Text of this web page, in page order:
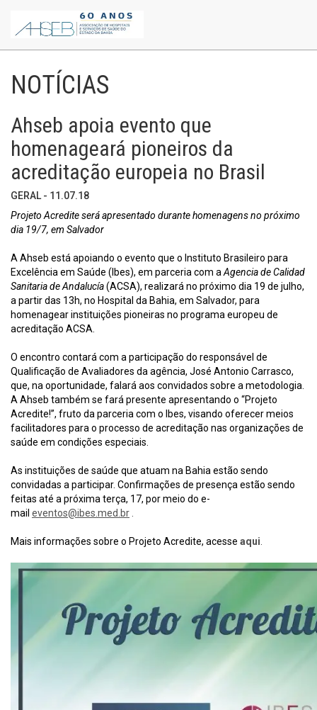
NOTÍCIAS
Ahseb apoia evento que
homenageará pioneiros da
acreditação europeia no Brasil
GERAL - 11.07.18
Projeto Acredite será apresentado durante homenagens no próximo
dia 19/7, em Salvador
A Ahseb está apoiando o evento que o Instituto Brasileiro para
Excelência em Saúde (Ibes), em parceria com a Agencia de Calidad
Sanitaria de Andalucía(ACSA), realizará no próximo dia 19 de julho,
a partir das 13h, no Hospital da Bahia, em Salvador, para
homenagear instituições pioneiras no programa europeu de
acreditação ACSA.
O encontro contará com a participação do responsável de
Qualificação de Avaliadores da agência, José Antonio Carrasco,
que, na oportunidade, falará aos convidados sobre a metodologia.
A Ahseb também se fará presente apresentando o “Projeto
Acredite!”, fruto da parceria com o Ibes, visando oferecer meios
facilitadores para o processo de acreditação nas organizações de
saúde em condições especiais.
As instituições de saúde que atuam na Bahia estão sendo
convidadas a participar. Confirmações de presença estão sendo
feitas até a próxima terça, 17, por meio do e-
mail eventos@ibes.med.br
Mais informações sobre o Projeto Acredite, acesse aqui